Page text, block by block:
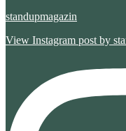
standupmagazin
View Instagram post by